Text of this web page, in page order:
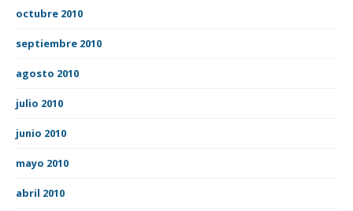
octubre 2010
septiembre 2010
agosto 2010
julio 2010
junio 2010
mayo 2010
abril 2010